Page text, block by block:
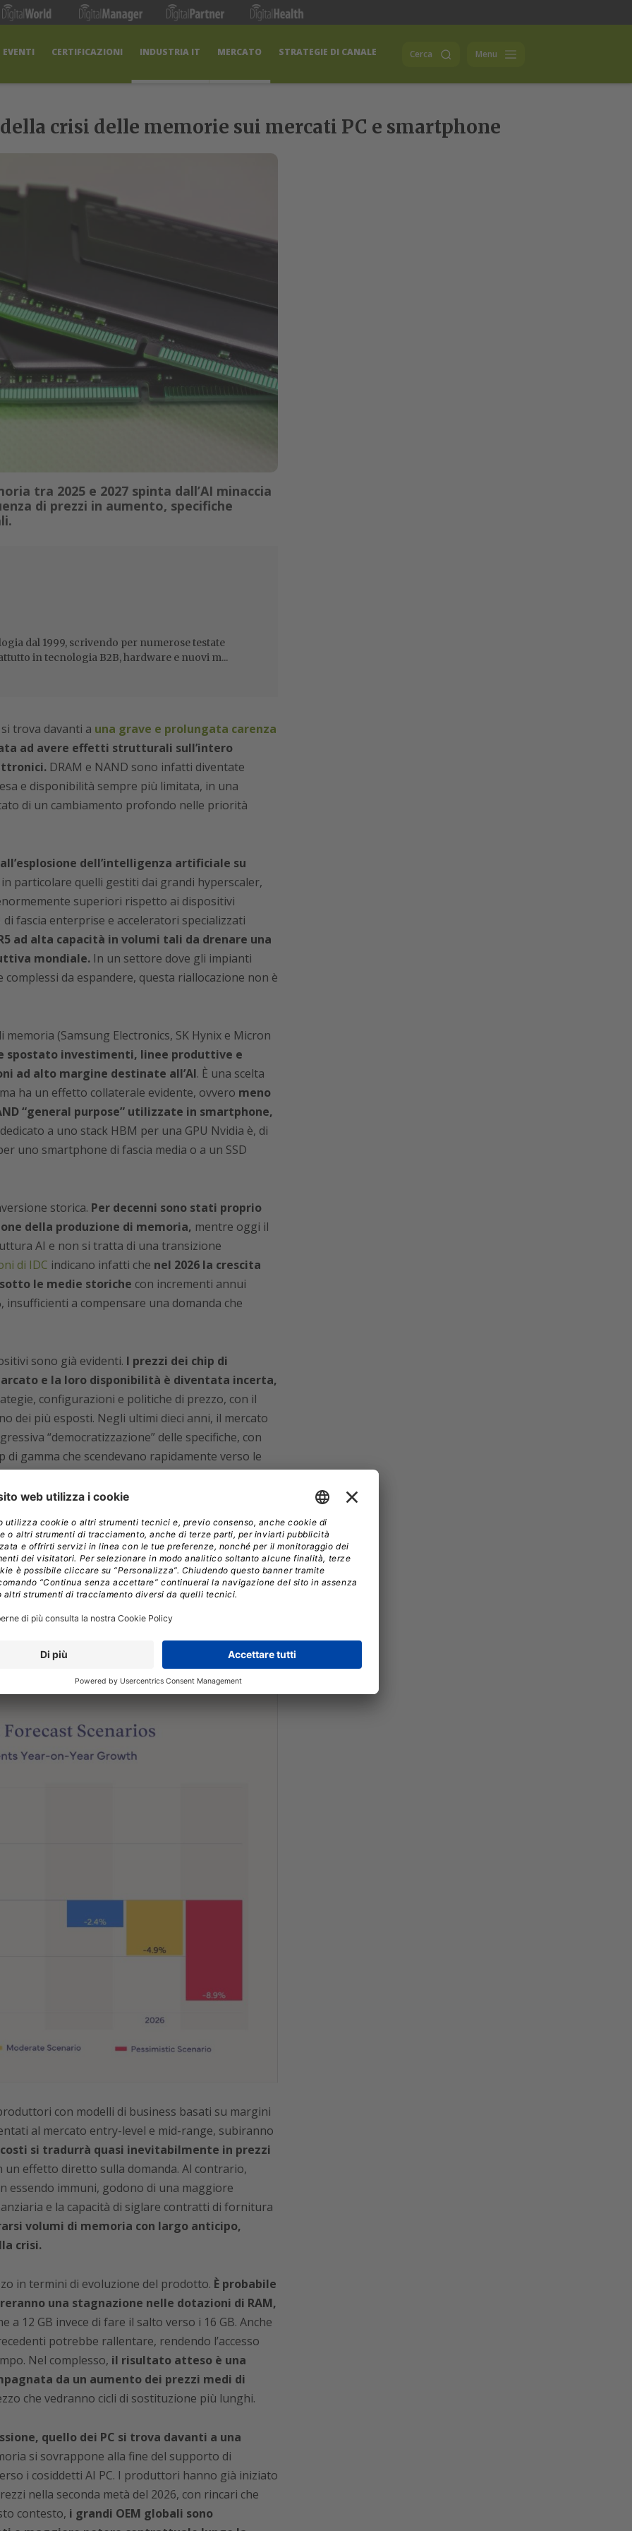
EVENTI CERTIFICAZIONI INDUSTRIA IT MERCATO STRATEGIE DI CANALE Cerca Menu
crisi delle memorie sui mercati PC e smartphone
tra 2025 e 2027 spinta dall’AI minaccia
di prezzi in aumento, specifiche
dal 1999, scrivendo per numerose testate
in tecnologia B2B, hardware e nuovi m...
trova davanti a una grave e prolungata carenza
ad avere effetti strutturali sull’intero
DRAM e NAND sono infatti diventate
e disponibilità sempre più limitata, in una
di un cambiamento profondo nelle priorità
dell’intelligenza artificiale su
in particolare quelli gestiti dai grandi hyperscaler,
superiori rispetto ai dispositivi
fascia enterprise e acceleratori specializzati
ad alta capacità in volumi tali da drenare una
mondiale.In un settore dove gli impianti
da espandere, questa riallocazione non è
(Samsung Electronics, SK Hynix e Micron
spostato investimenti, linee produttive e
ad alto margine destinate all’AI. È una scelta
ha un effetto collaterale evidente, ovvero meno
“general purpose” utilizzate in smartphone,
a uno stack HBM per una GPU Nvidia è, di
uno smartphone di fascia media o a un SSD
storica. Per decenni sono stati proprio
della produzione di memoria, mentre oggi il
AI e non si tratta di una transizione
di IDC indicano infatti che nel 2026 la crescita
le medie storiche con incrementi annui
insufficienti a compensare una domanda che
sono già evidenti. I prezzi dei chip di
e la loro disponibilità è diventata incerta,
configurazioni e politiche di prezzo, con il
dei più esposti. Negli ultimi dieci anni, il mercato
“democratizzazione” delle specifiche, con
gamma che scendevano rapidamente verso le
ora di interrompersi, se non addirittura
nel costo di uno smartphone. Nei modelli
del costo totale dei componenti,mentre nei
a doppia cifra.Con l’aumento dei
quindi decidere se aumentare i prezzi al
una drastica erosione dei margini.
volumi e sulle fasce basse, l’ultima opzione
con modelli di business basati su margini
al mercato entry-level e mid-range, subiranno
costi si tradurrà quasi inevitabilmente in prezzi
un effetto diretto sulla domanda. Al contrario,
essendo immuni, godono di una maggiore
e la capacità di siglare contratti di fornitura
volumi di memoria con largo anticipo,
crisi.
in termini di evoluzione del prodotto. È probabile
una stagnazione nelle dotazioni di RAM,
12 GB invece di fare il salto verso i 16 GB. Anche
potrebbe rallentare, rendendo l’accesso
Nel complesso, il risultato atteso è una
da un aumento dei prezzi medi di
che vedranno cicli di sostituzione più lunghi.
quello dei PC si trova davanti a una
si sovrappone alla fine del supporto di
i cosiddetti AI PC. I produttori hanno già iniziato
nella seconda metà del 2026, con rincari che
contesto, i grandi OEM globali sono